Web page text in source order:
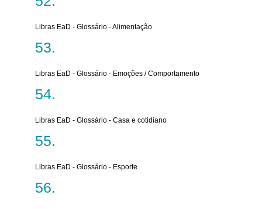
Libras EaD - Glossário - Alimentação
Libras EaD - Glossário - Emoções / Comportamento
Libras EaD - Glossário - Casa e cotidiano
Libras EaD - Glossário - Esporte